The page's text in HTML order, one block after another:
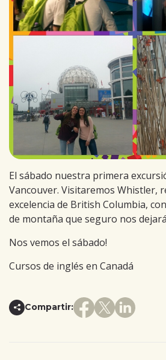
El sábado nuestra primera
Vancouver. Visitaremos Whistler,
excelencia de British Columbia,
de montaña que seguro nos
Nos vemos el sábado!
Cursos de inglés en Canadá
Compartir: